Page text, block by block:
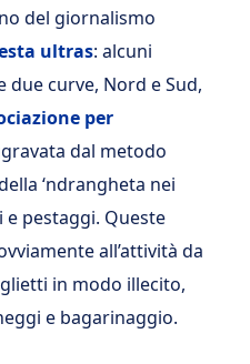
del giornalismo
ultras: alcuni
curve, Nord e Sud,
per
dal metodo
‘ndrangheta nei
pestaggi. Queste
all’attività da
in modo illecito,
e bagarinaggio.